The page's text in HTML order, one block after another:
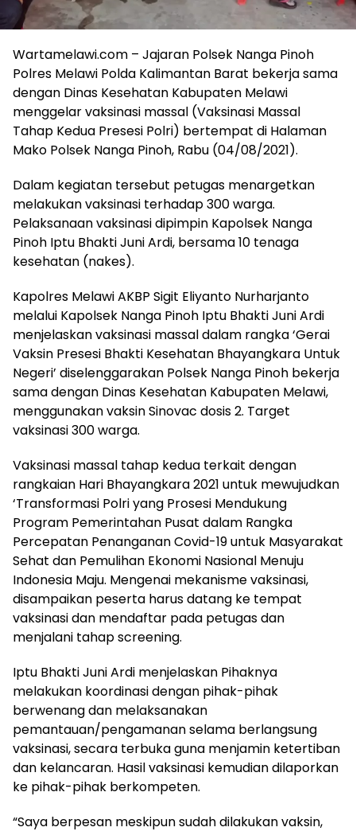
Wartamelawi.com – Jajaran Polsek Nanga Pinoh
Polres Melawi Polda Kalimantan Barat bekerja sama
dengan Dinas Kesehatan Kabupaten Melawi
menggelar vaksinasi massal (Vaksinasi Massal
Tahap Kedua Presesi Polri) bertempat di Halaman
Mako Polsek Nanga Pinoh, Rabu (04/08/2021).
Dalam kegiatan tersebut petugas menargetkan
melakukan vaksinasi terhadap 300 warga.
Pelaksanaan vaksinasi dipimpin Kapolsek Nanga
Pinoh Iptu Bhakti Juni Ardi, bersama 10 tenaga
kesehatan (nakes).
Kapolres Melawi AKBP Sigit Eliyanto Nurharjanto
melalui Kapolsek Nanga Pinoh Iptu Bhakti Juni Ardi
menjelaskan vaksinasi massal dalam rangka ‘Gerai
Vaksin Presesi Bhakti Kesehatan Bhayangkara Untuk
Negeri’ diselenggarakan Polsek Nanga Pinoh bekerja
sama dengan Dinas Kesehatan Kabupaten Melawi,
menggunakan vaksin Sinovac dosis 2. Target
vaksinasi 300 warga.
Vaksinasi massal tahap kedua terkait dengan
rangkaian Hari Bhayangkara 2021 untuk mewujudkan
‘Transformasi Polri yang Prosesi Mendukung
Program Pemerintahan Pusat dalam Rangka
Percepatan Penanganan Covid-19 untuk Masyarakat
Sehat dan Pemulihan Ekonomi Nasional Menuju
Indonesia Maju. Mengenai mekanisme vaksinasi,
disampaikan peserta harus datang ke tempat
vaksinasi dan mendaftar pada petugas dan
menjalani tahap screening.
Iptu Bhakti Juni Ardi menjelaskan Pihaknya
melakukan koordinasi dengan pihak-pihak
berwenang dan melaksanakan
pemantauan/pengamanan selama berlangsung
vaksinasi, secara terbuka guna menjamin ketertiban
dan kelancaran. Hasil vaksinasi kemudian dilaporkan
ke pihak-pihak berkompeten.
“Saya berpesan meskipun sudah dilakukan vaksin,